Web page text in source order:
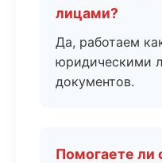
лицами?
Да, работаем
юридическими
документов.
Помогаете ли